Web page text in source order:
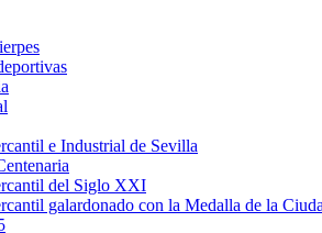
e Industrial de Sevilla
del Siglo XXI
galardonado con la Medalla de la